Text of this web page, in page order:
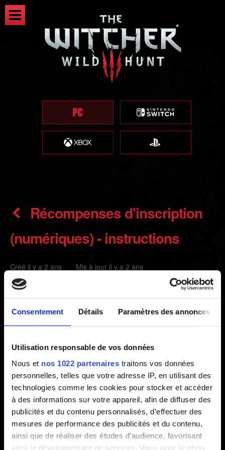
Consentement Détails Paramètres des annonces
Utilisation responsable de vos données
Nous et nos 1022 partenaires traitons vos données
personnelles, telles que votre adresse IP, en utilisant des
technologies comme les cookies pour stocker et accéder
à des informations sur votre appareil, afin de diffuser des
publicités et du contenu personnalisés, d'effectuer des
mesures de performance des publicités et du contenu,
ainsi que de réaliser des études d’audience, favorisant
ainsi le développement de services. Vous avez le choix
Récompenses d'inscription
(numériques) - instructions
Créé il y a 2 ans Mis à jour il y a 2 ans
Pour accéder à la bande dessinée The Witcher, suivez
Rendez-vous sur
https://www.thewitcher.com/comicbook/
Cliquez sur "Se connecter avec un compte CDPR".
Connectez-vous avec le compte CD PROJEKT RED
utilisé pour vous connecter au REDlauncher ou à "Mes
récompenses".
Remarque : pour accéder aux récompenses, vous devez
lancer le jeu et vous connecter au REDlauncher (PC) ou